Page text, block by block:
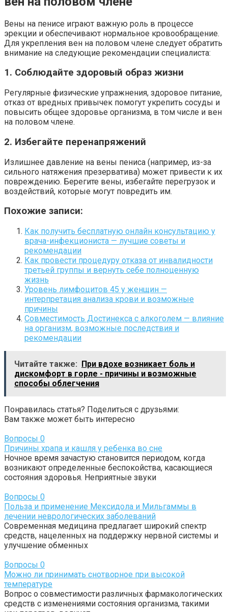
Вены на пенисе играют важную роль в процессе
эрекции и обеспечивают нормальное кровообращение.
Для укрепления вен на половом члене следует обратить
внимание на следующие рекомендации специалиста:
1. Соблюдайте здоровый образ жизни
Регулярные физические упражнения, здоровое питание,
отказ от вредных привычек помогут укрепить сосуды и
повысить общее здоровье организма, в том числе и вен
на половом члене.
2. Избегайте перенапряжений
Излишнее давление на вены пениса (например, из-за
сильного натяжения презерватива) может привести к их
повреждению. Берегите вены, избегайте перегрузок и
воздействий, которые могут повредить им.
Похожие записи:
Как получить бесплатную онлайн консультацию у
врача-инфекциониста — лучшие советы и
рекомендации
Как провести процедуру отказа от инвалидности
третьей группы и вернуть себе полноценную
жизнь
Уровень лимфоцитов 45 у женщин —
интерпретация анализа крови и возможные
причины
Совместимость Достинекса с алкоголем — влияние
на организм, возможные последствия и
рекомендации
Читайте также: При вдохе возникает боль и
дискомфорт в горле - причины и возможные
способы облегчения
Понравилась статья? Поделиться с друзьями:
Вам также может быть интересно
Вопросы 0
Причины храпа и кашля у ребенка во сне
Ночное время зачастую становится периодом, когда
возникают определенные беспокойства, касающиеся
состояния здоровья. Неприятные звуки
Вопросы 0
Польза и применение Мексидола и Мильгаммы в
лечении неврологических заболеваний
Современная медицина предлагает широкий спектр
средств, нацеленных на поддержку нервной системы и
улучшение обменных
Вопросы 0
Можно ли принимать снотворное при высокой
температуре
Вопрос о совместимости различных фармакологических
средств с изменениями состояния организма, такими